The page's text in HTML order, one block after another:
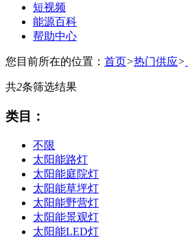
短视频
能源百科
帮助中心
您目前所在的位置： 首页>热门供应>
共2条筛选结果
类目：
不限
太阳能路灯
太阳能庭院灯
太阳能草坪灯
太阳能野营灯
太阳能景观灯
太阳能LED灯